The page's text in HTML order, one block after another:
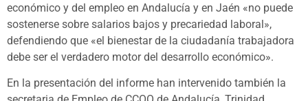
económico y del empleo en Andalucía y en Jaén «no puede
sostenerse sobre salarios bajos y precariedad laboral»,
defendiendo que «el bienestar de la ciudadanía trabajadora
debe ser el verdadero motor del desarrollo económico».
En la presentación del informe han intervenido también la